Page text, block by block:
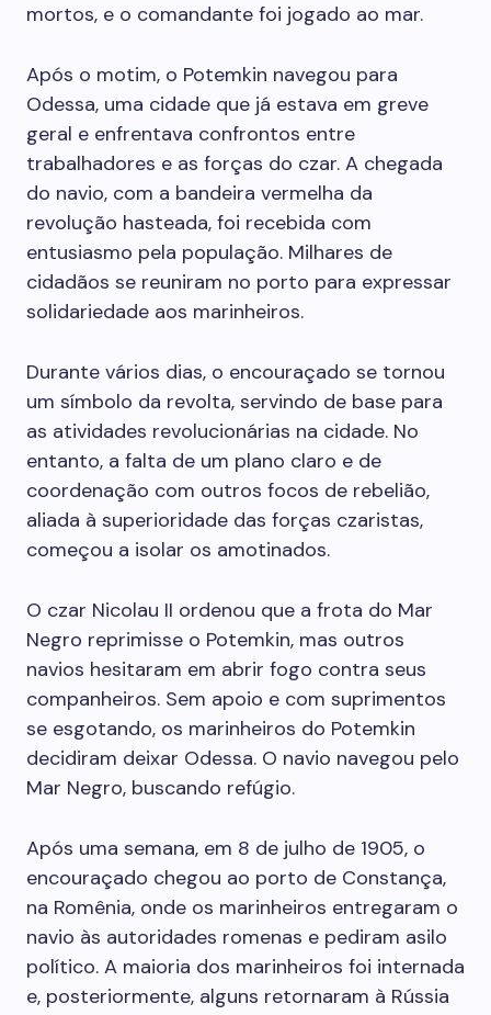
mortos, e o comandante foi jogado ao mar.
Após o motim, o Potemkin navegou para
Odessa, uma cidade que já estava em greve
geral e enfrentava confrontos entre
trabalhadores e as forças do czar. A chegada
do navio, com a bandeira vermelha da
revolução hasteada, foi recebida com
entusiasmo pela população. Milhares de
cidadãos se reuniram no porto para expressar
solidariedade aos marinheiros.
Durante vários dias, o encouraçado se tornou
um símbolo da revolta, servindo de base para
as atividades revolucionárias na cidade. No
entanto, a falta de um plano claro e de
coordenação com outros focos de rebelião,
aliada à superioridade das forças czaristas,
começou a isolar os amotinados.
O czar Nicolau II ordenou que a frota do Mar
Negro reprimisse o Potemkin, mas outros
navios hesitaram em abrir fogo contra seus
companheiros. Sem apoio e com suprimentos
se esgotando, os marinheiros do Potemkin
decidiram deixar Odessa. O navio navegou pelo
Mar Negro, buscando refúgio.
Após uma semana, em 8 de julho de 1905, o
encouraçado chegou ao porto de Constança,
na Romênia, onde os marinheiros entregaram o
navio às autoridades romenas e pediram asilo
político. A maioria dos marinheiros foi internada
e, posteriormente, alguns retornaram à Rússia